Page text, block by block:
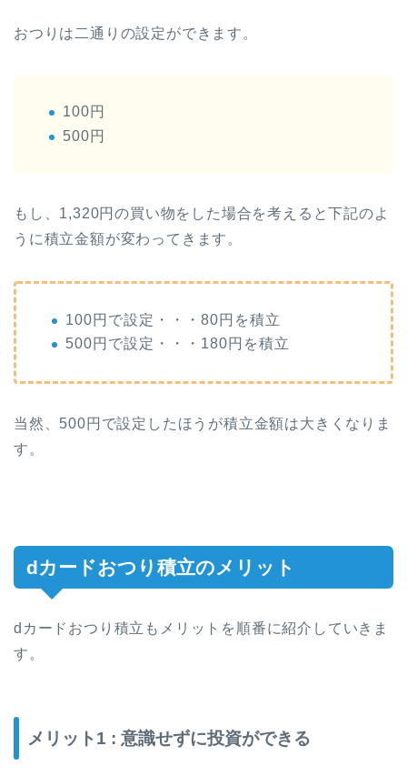
おつりは二通りの設定ができます。
100円
500円
もし、1,320円の買い物をした場合を考えると下記のよ
うに積立金額が変わってきます。
100円で設定・・・80円を積立
500円で設定・・・180円を積立
当然、500円で設定したほうが積立金額は大きくなりま
す。
dカードおつり積立のメリット
dカードおつり積立もメリットを順番に紹介していきま
す。
メリット1 : 意識せずに投資ができる